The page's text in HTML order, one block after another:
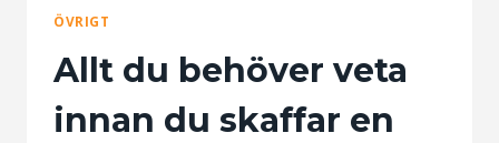
ÖVRIGT
Allt du behöver veta
innan du skaffar en